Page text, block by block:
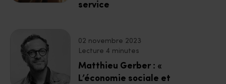
service
02 novembre 2023
Lecture 4 minutes
Matthieu Gerber : «
L’économie sociale et